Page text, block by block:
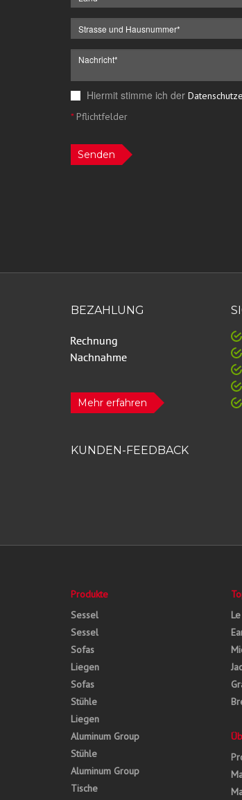
Hiermit stimme ich der
*Pflichtfelder
Senden
BEZAHLUNG
Mehr erfahren
KUNDEN-FEEDBACK
Produkte
Sessel
Sessel
Sofas
Liegen
Sofas
Stühle
Liegen
Aluminum Group
Stühle
Aluminum Group
Tische